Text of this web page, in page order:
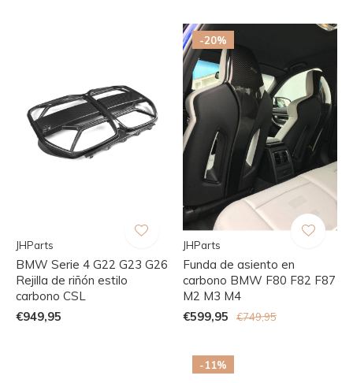
JHParts
BMW Serie 4 G22 G23 G26
Rejilla de riñón estilo
carbono CSL
€949,95
-20%
JHParts
Funda de asiento en
carbono BMW F80 F82 F87
M2 M3 M4
€599,95
€749,95
-11%